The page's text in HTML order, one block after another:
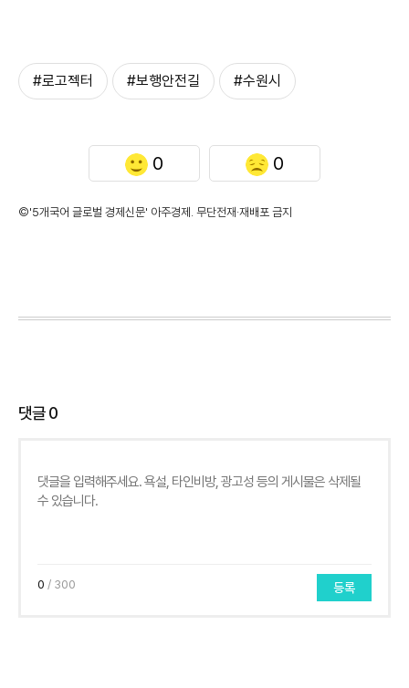
#로고젝터 #보행안전길 #수원시
0 0
©'5개국어 글로벌 경제신문' 아주경제. 무단전재·재배포 금지
댓글0
0 / 300 등록